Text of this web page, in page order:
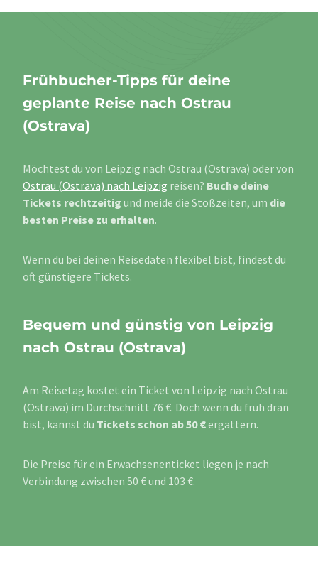
Frühbucher-Tipps für deine
geplante Reise nach Ostrau
(Ostrava)
Möchtest du von Leipzig nach Ostrau (Ostrava) oder von
Ostrau (Ostrava) nach Leipzig reisen? Buche deine
Tickets rechtzeitig und meide die Stoßzeiten, um die
besten Preise zu erhalten.
Wenn du bei deinen Reisedaten flexibel bist, findest du
oft günstigere Tickets.
Bequem und günstig von Leipzig
nach Ostrau (Ostrava)
Am Reisetag kostet ein Ticket von Leipzig nach Ostrau
(Ostrava) im Durchschnitt 76 €. Doch wenn du früh dran
bist, kannst du Tickets schon ab 50 €ergattern.
Die Preise für ein Erwachsenenticket liegen je nach
Verbindung zwischen 50 € und 103 €.